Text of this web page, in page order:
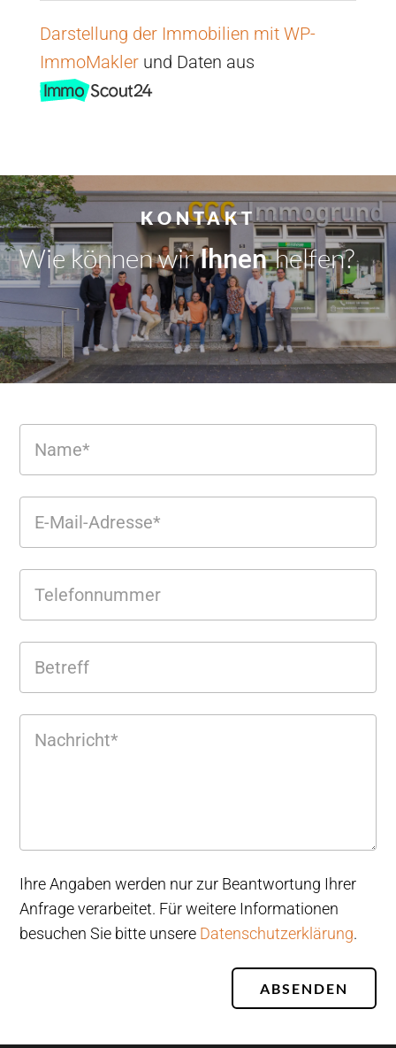
Darstellung der Immobilien mit WP-
ImmoMaklerund Daten aus
KONTAKT
Wie können wirDir|helfen?
Ihre Angaben werden nur zur Beantwortung Ihrer
Anfrage verarbeitet. Für weitere Informationen
besuchen Sie bitte unsere Datenschutzerklärung.
ABSENDEN